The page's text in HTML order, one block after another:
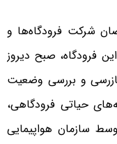
شرکت فرودگاه‌ها و
فرودگاه، صبح دیروز
و بررسی وضعیت
حیاتی فرودگاهی،
سازمان هواپیمایی